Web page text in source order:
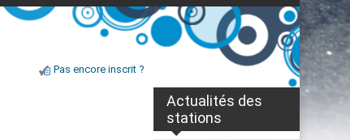
Pas encore inscrit ?
Actualités des
stations